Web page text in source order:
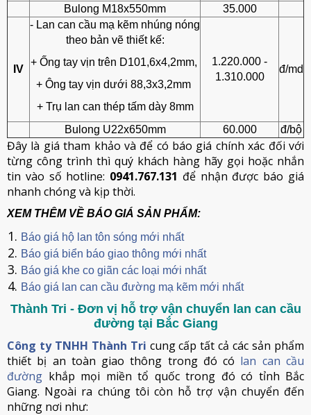
Bulong M18x550mm 35.000
IV
- Lan can cầu mạ kẽm nhúng nóng
theo bản vẽ thiết kế:
+ Ống tay vịn trên D101,6x4,2mm,
+ Ông tay vịn dưới 88,3x3,2mm
+ Trụ lan can thép tấm dày 8mm
1.220.000 -
1.310.000
đ/md
Bulong U22x650mm 60.000 đ/bộ
Đây là giá tham khảo và để có báo giá chính xác đối với
từng công trình thì quý khách hàng hãy gọi hoặc nhắn
tin vào số hotline: 0941.767.131 để nhận được báo giá
nhanh chóng và kịp thời.
XEM THÊM VỀ BÁO GIÁ SẢN PHẨM:
Báo giá hộ lan tôn sóng mới nhất
Báo giá biển báo giao thông mới nhất
Báo giá khe co giãn các loại mới nhất
Báo giá lan can cầu đường mạ kẽm mới nhất
Thành Tri - Đơn vị hỗ trợ vận chuyển lan can cầu
đường tại Bắc Giang
Công ty TNHH Thành Tri cung cấp tất cả các sản phẩm
thiết bị an toàn giao thông trong đó có lan can cầu
đường khắp mọi miền tổ quốc trong đó có tỉnh Bắc
Giang. Ngoài ra chúng tôi còn hỗ trợ vận chuyển đến
những nơi như: